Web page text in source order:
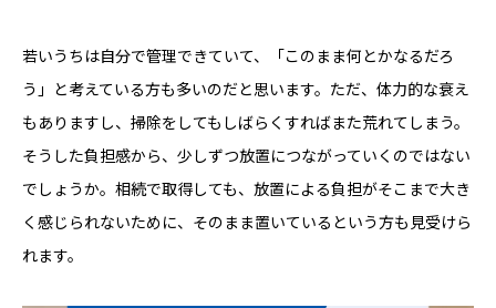
若いうちは自分で管理できていて、「このまま何とかなるだろ
う」と考えている方も多いのだと思います。ただ、体力的な衰え
もありますし、掃除をしてもしばらくすればまた荒れてしまう。
そうした負担感から、少しずつ放置につながっていくのではない
でしょうか。相続で取得しても、放置による負担がそこまで大き
く感じられないために、そのまま置いているという方も見受けら
れます。